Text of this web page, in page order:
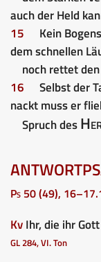
auch der Held
15
Kein
dem schnellen
noch rettet
16
Selbst der
nackt muss er
Spruch des
Ps 50 (49),
KvIhr, die ihr
GL 284, VI. Ton